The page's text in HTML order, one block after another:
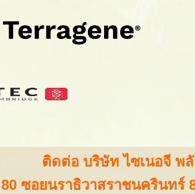
ติดต่อ บริษัท ไซเนอจี พ
ซอยนราธิวาสราชนครินทร์